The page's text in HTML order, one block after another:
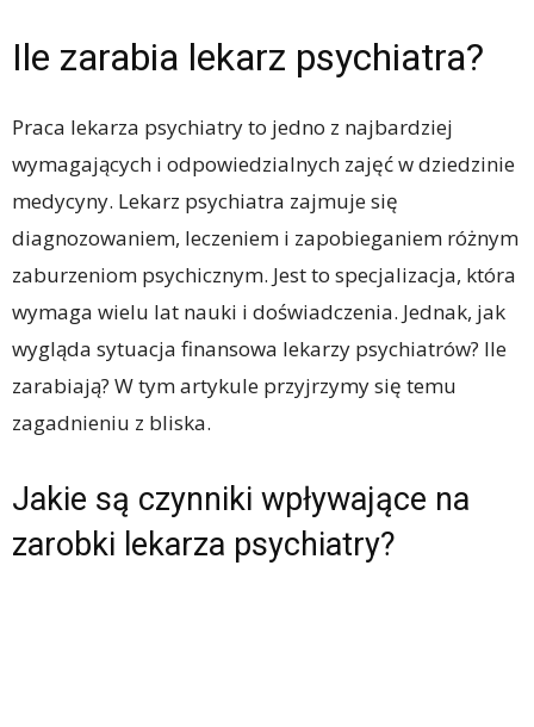
Ile zarabia lekarz psychiatra?
Praca lekarza psychiatry to jedno z najbardziej
wymagających i odpowiedzialnych zajęć w dziedzinie
medycyny. Lekarz psychiatra zajmuje się
diagnozowaniem, leczeniem i zapobieganiem różnym
zaburzeniom psychicznym. Jest to specjalizacja, która
wymaga wielu lat nauki i doświadczenia. Jednak, jak
wygląda sytuacja finansowa lekarzy psychiatrów? Ile
zarabiają? W tym artykule przyjrzymy się temu
zagadnieniu z bliska.
Jakie są czynniki wpływające na
zarobki lekarza psychiatry?